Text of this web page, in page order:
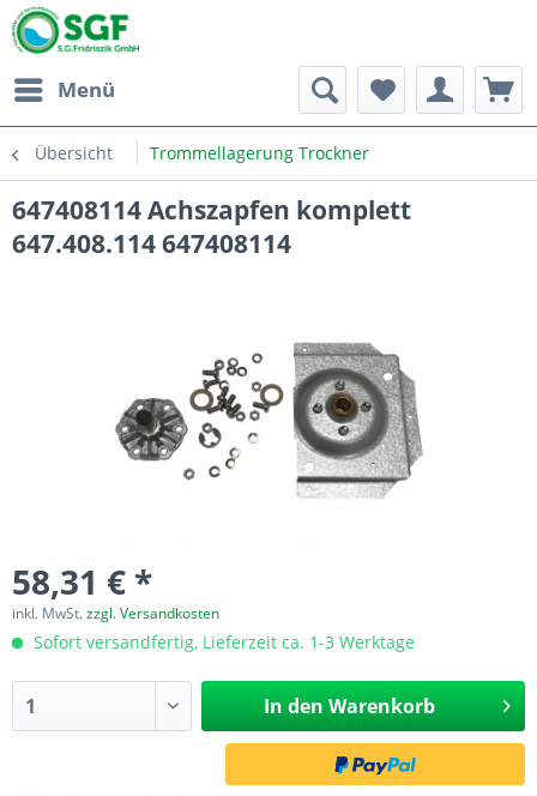
Menü
Übersicht Trommellagerung Trockner
647408114 Achszapfen komplett
647.408.114 647408114
58,31 € *
inkl. MwSt.zzgl. Versandkosten
Sofort versandfertig, Lieferzeit ca. 1-3 Werktage
In den Warenkorb